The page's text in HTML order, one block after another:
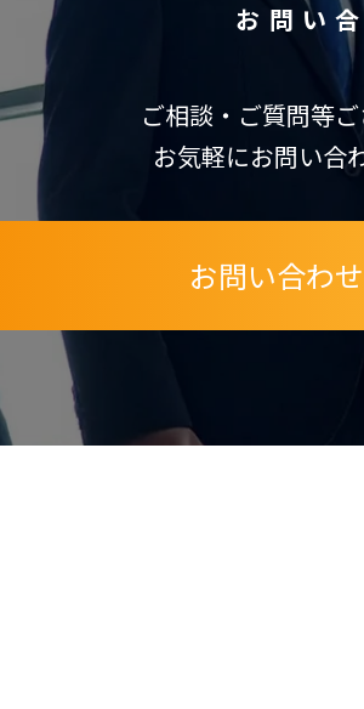
お問い
ご相談・ご質問等ご
お気軽にお問い合
お問い合わ